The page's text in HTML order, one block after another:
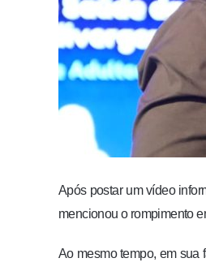
Após postar um vídeo
mencionou o rompimento
Ao mesmo tempo, em sua